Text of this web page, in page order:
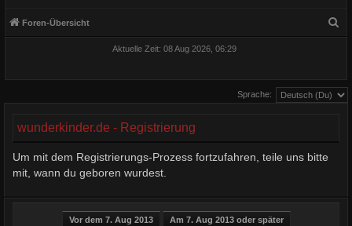
Foren-Übersicht
e
Aktuelle Zeit: 08 Aug 2026, 06:29
Sprache:
wunderkinder.de - Registrierung
Um mit dem Registrierungs-Prozess fortzufahren, teile uns bitte
mit, wann du geboren wurdest.